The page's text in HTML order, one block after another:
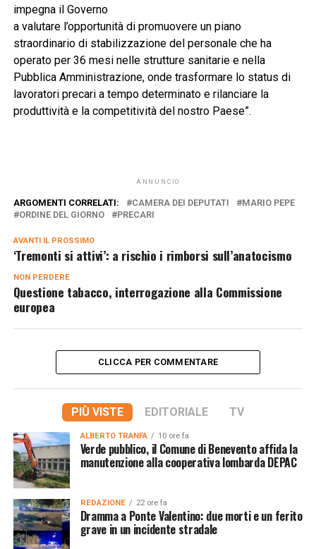
impegna il Governo
a valutare l’opportunità di promuovere un piano
straordinario di stabilizzazione del personale che ha
operato per 36 mesi nelle strutture sanitarie e nella
Pubblica Amministrazione, onde trasformare lo status di
lavoratori precari a tempo determinato e rilanciare la
produttività e la competitività del nostro Paese”.
ANNUNCIO
ARGOMENTI CORRELATI: CAMERA DEI DEPUTATI
MARIO PEPE
ORDINE DEL GIORNO
PRECARI
AVANTI IL ​​PROSSIMO
‘Tremonti si attivi’: a rischio i rimborsi sull’anatocismo
NON PERDERE
Questione tabacco, interrogazione alla Commissione
europea
CLICCA PER COMMENTARE
PIÙ VISTE EDITORIALE TV
ALBERTO TRANFA 10 ore fa
Verde pubblico, il Comune di Benevento affida la
manutenzione alla cooperativa lombarda DEPAC
REDAZIONE 22 ore fa
Dramma a Ponte Valentino: due morti e un ferito
grave in un incidente stradale